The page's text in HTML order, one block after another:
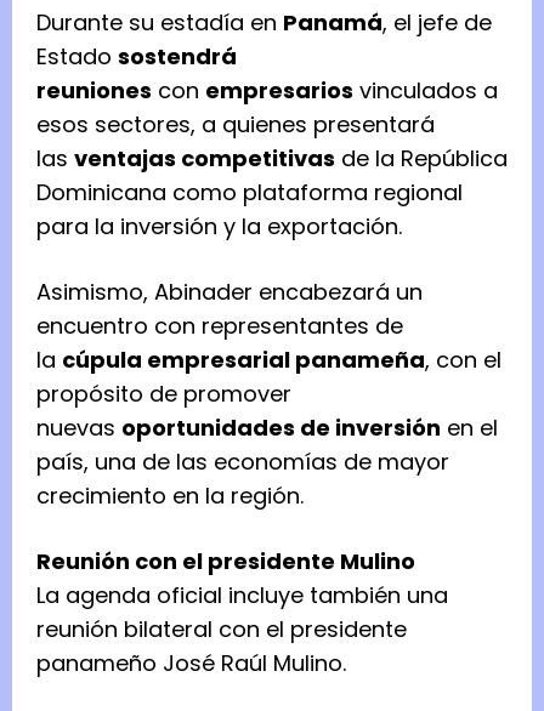
Durante su estadía en Panamá, el jefe de
Estado sostendrá
reuniones con empresarios vinculados a
esos sectores, a quienes presentará
las ventajas competitivas de la República
Dominicana como plataforma regional
para la inversión y la exportación.
Asimismo, Abinader encabezará un
encuentro con representantes de
la cúpula empresarial panameña, con el
propósito de promover
nuevas oportunidades de inversión en el
país, una de las economías de mayor
crecimiento en la región.
Reunión con el presidente Mulino
La agenda oficial incluye también una
reunión bilateral con el presidente
panameño José Raúl Mulino.